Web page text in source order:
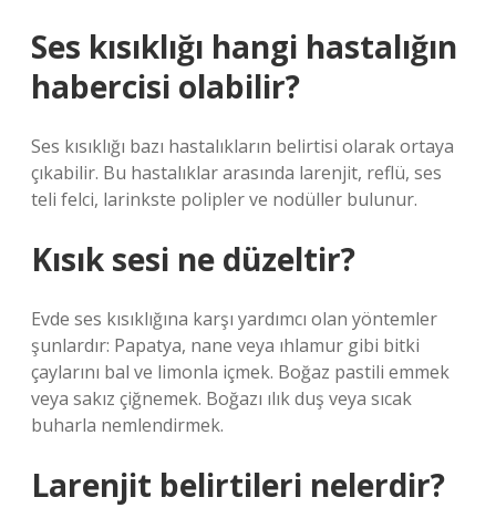
Ses kısıklığı hangi hastalığın
habercisi olabilir?
Ses kısıklığı bazı hastalıkların belirtisi olarak ortaya
çıkabilir. Bu hastalıklar arasında larenjit, reflü, ses
teli felci, larinkste polipler ve nodüller bulunur.
Kısık sesi ne düzeltir?
Evde ses kısıklığına karşı yardımcı olan yöntemler
şunlardır: Papatya, nane veya ıhlamur gibi bitki
çaylarını bal ve limonla içmek. Boğaz pastili emmek
veya sakız çiğnemek. Boğazı ılık duş veya sıcak
buharla nemlendirmek.
Larenjit belirtileri nelerdir?